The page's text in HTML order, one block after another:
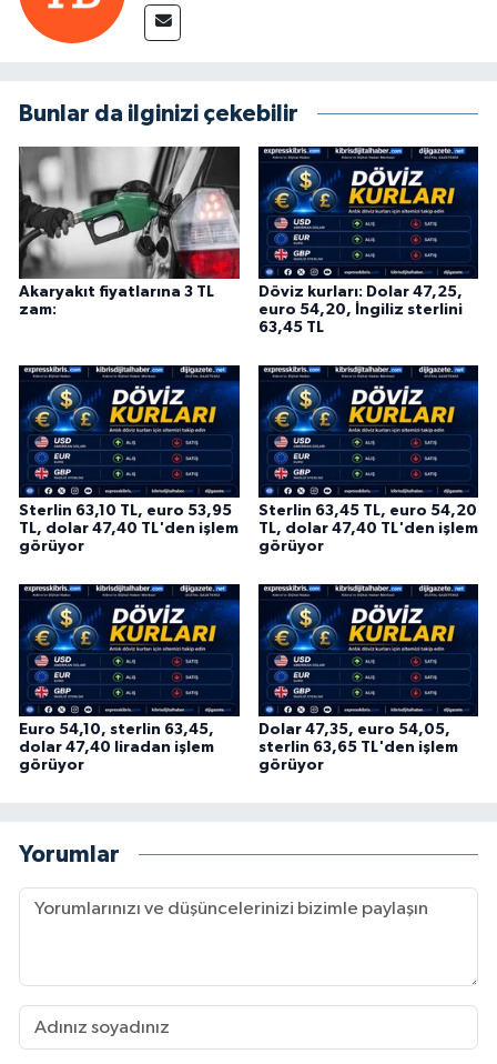
Bunlar da ilginizi çekebilir
Akaryakıt fiyatlarına 3 TL
zam:
Döviz kurları: Dolar 47,25,
euro 54,20, İngiliz sterlini
63,45 TL
Sterlin 63,10 TL, euro 53,95
TL, dolar 47,40 TL'den işlem
görüyor
Sterlin 63,45 TL, euro 54,20
TL, dolar 47,40 TL'den işlem
görüyor
Euro 54,10, sterlin 63,45,
dolar 47,40 liradan işlem
görüyor
Dolar 47,35, euro 54,05,
sterlin 63,65 TL'den işlem
görüyor
Yorumlar